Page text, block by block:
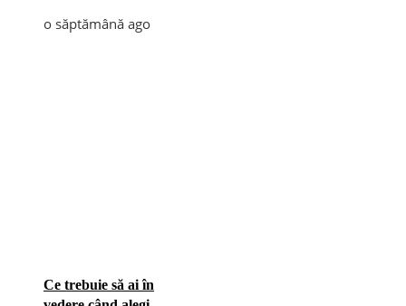
o săptămână ago
Ce trebuie să ai în